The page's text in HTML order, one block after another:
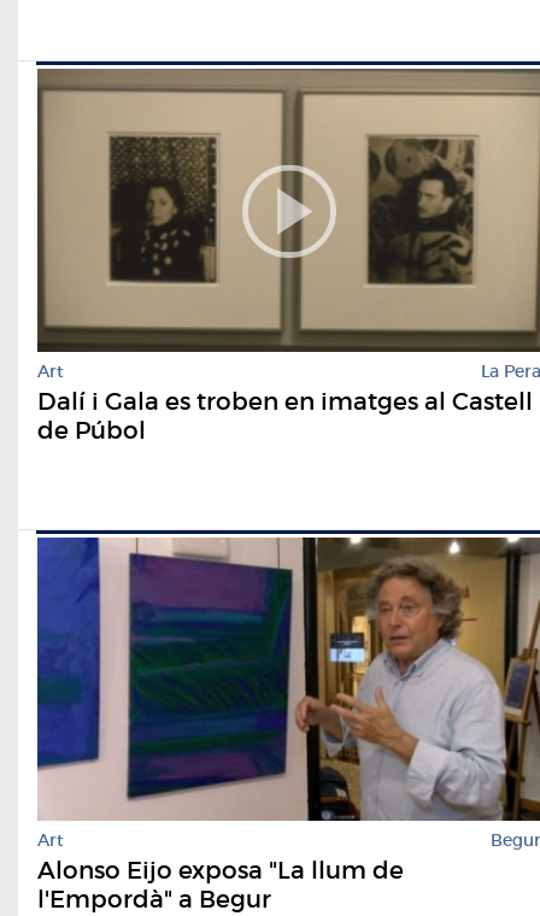
Art La Pera
Dalí i Gala es troben en imatges al Castell
de Púbol
Art Begur
Alonso Eijo exposa "La llum de
l'Empordà" a Begur